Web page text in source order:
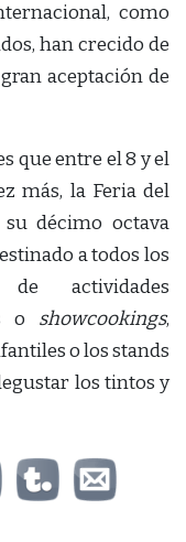
como
han crecido de
aceptación de
que entre el 8 y el
más, la Feria del
décimo octava
a todos los
actividades
o showcookings,
o los stands
los tintos y